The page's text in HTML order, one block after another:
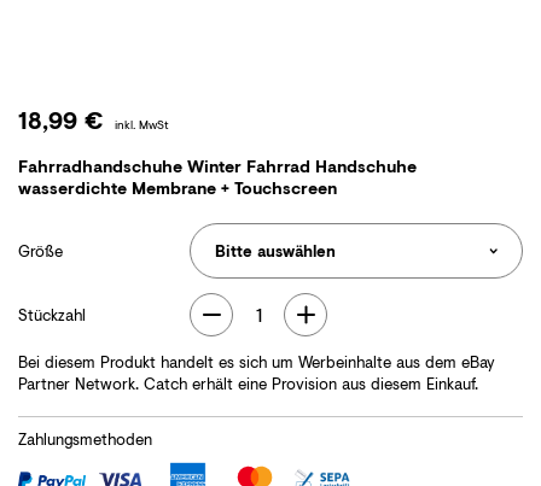
18,99 € inkl. MwSt
Fahrradhandschuhe Winter Fahrrad Handschuhe
wasserdichte Membrane + Touchscreen
Größe
Stückzahl 1
Bei diesem Produkt handelt es sich um Werbeinhalte aus dem eBay
Partner Network. Catch erhält eine Provision aus diesem Einkauf.
Zahlungsmethoden